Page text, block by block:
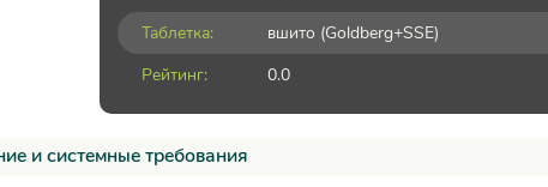
Таблетка:
вшито (Goldberg+SSE)
Рейтинг:
0.0
и системные требования